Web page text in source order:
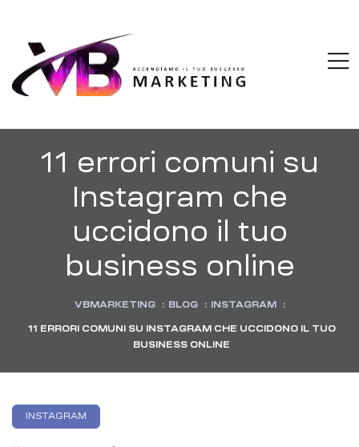
11 errori comuni su
Instagram che
uccidono il tuo
business online
VBMARKETING : BLOG : INSTAGRAM :
11 ERRORI COMUNI SU INSTAGRAM CHE UCCIDONO IL TUO
BUSINESS ONLINE
Categories
INSTAGRAM